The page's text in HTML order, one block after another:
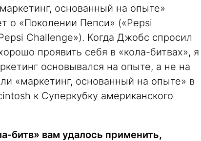
основанный на опыте»
о «Поколении Пепси» («Pepsi
Challenge»). Когда Джобс спросил
проявить себя в «кола-битвах», я
основывался на опыте, а не на
«маркетинг, основанный на опыте» в
к Суперкубку американского
битв» вам удалось применить,